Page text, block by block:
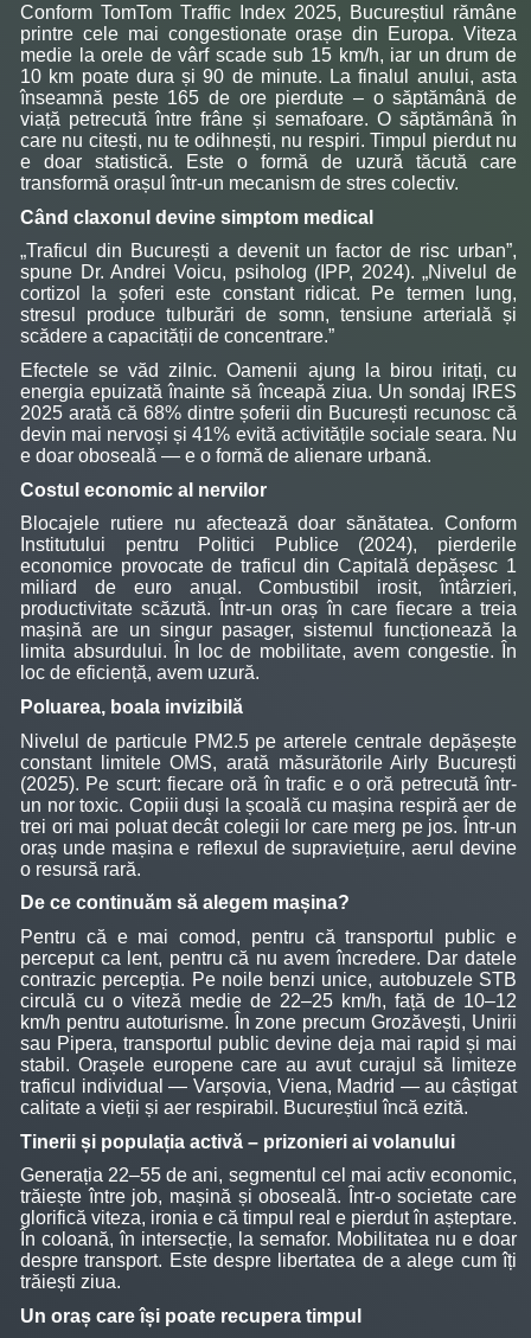
Conform TomTom Traffic Index 2025, Bucureștiul rămâne
printre cele mai congestionate orașe din Europa. Viteza
medie la orele de vârf scade sub 15 km/h, iar un drum de
10 km poate dura și 90 de minute. La finalul anului, asta
înseamnă peste 165 de ore pierdute – o săptămână de
viață petrecută între frâne și semafoare. O săptămână în
care nu citești, nu te odihnești, nu respiri. Timpul pierdut nu
e doar statistică. Este o formă de uzură tăcută care
transformă orașul într-un mecanism de stres colectiv.
Când claxonul devine simptom medical
„Traficul din București a devenit un factor de risc urban”,
spune Dr. Andrei Voicu, psiholog (IPP, 2024). „Nivelul de
cortizol la șoferi este constant ridicat. Pe termen lung,
stresul produce tulburări de somn, tensiune arterială și
scădere a capacității de concentrare.”
Efectele se văd zilnic. Oamenii ajung la birou iritați, cu
energia epuizată înainte să înceapă ziua. Un sondaj IRES
2025 arată că 68% dintre șoferii din București recunosc că
devin mai nervoși și 41% evită activitățile sociale seara. Nu
e doar oboseală — e o formă de alienare urbană.
Costul economic al nervilor
Blocajele rutiere nu afectează doar sănătatea. Conform
Institutului pentru Politici Publice (2024), pierderile
economice provocate de traficul din Capitală depășesc 1
miliard de euro anual. Combustibil irosit, întârzieri,
productivitate scăzută. Într-un oraș în care fiecare a treia
mașină are un singur pasager, sistemul funcționează la
limita absurdului. În loc de mobilitate, avem congestie. În
loc de eficiență, avem uzură.
Poluarea, boala invizibilă
Nivelul de particule PM2.5 pe arterele centrale depășește
constant limitele OMS, arată măsurătorile Airly București
(2025). Pe scurt: fiecare oră în trafic e o oră petrecută într-
un nor toxic. Copiii duși la școală cu mașina respiră aer de
trei ori mai poluat decât colegii lor care merg pe jos. Într-un
oraș unde mașina e reflexul de supraviețuire, aerul devine
o resursă rară.
De ce continuăm să alegem mașina?
Pentru că e mai comod, pentru că transportul public e
perceput ca lent, pentru că nu avem încredere. Dar datele
contrazic percepția. Pe noile benzi unice, autobuzele STB
circulă cu o viteză medie de 22–25 km/h, față de 10–12
km/h pentru autoturisme. În zone precum Grozăvești, Unirii
sau Pipera, transportul public devine deja mai rapid și mai
stabil. Orașele europene care au avut curajul să limiteze
traficul individual — Varșovia, Viena, Madrid — au câștigat
calitate a vieții și aer respirabil. Bucureștiul încă ezită.
Tinerii și populația activă – prizonieri ai volanului
Generația 22–55 de ani, segmentul cel mai activ economic,
trăiește între job, mașină și oboseală. Într-o societate care
glorifică viteza, ironia e că timpul real e pierdut în așteptare.
În coloană, în intersecție, la semafor. Mobilitatea nu e doar
despre transport. Este despre libertatea de a alege cum îți
trăiești ziua.
Un oraș care își poate recupera timpul